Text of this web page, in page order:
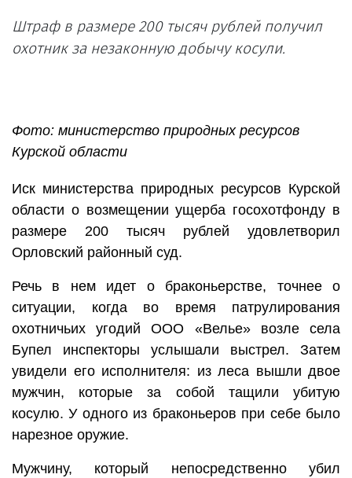
Штраф в размере 200 тысяч рублей получил
охотник за незаконную добычу косули.
Фото: министерство природных ресурсов
Курской области
Иск министерства природных ресурсов Курской
области о возмещении ущерба госохотфонду в
размере 200 тысяч рублей удовлетворил
Орловский районный суд.
Речь в нем идет о браконьерстве, точнее о
ситуации, когда во время патрулирования
охотничьих угодий ООО «Велье» возле села
Бупел инспекторы услышали выстрел. Затем
увидели его исполнителя: из леса вышли двое
мужчин, которые за собой тащили убитую
косулю. У одного из браконьеров при себе было
нарезное оружие.
Мужчину, который непосредственно убил